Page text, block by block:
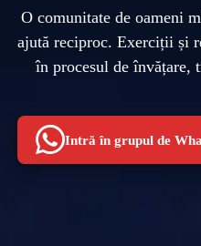
O comunitate de oameni
ajută reciproc. Exerciții și
în procesul de învățare,
Intră în grupul de